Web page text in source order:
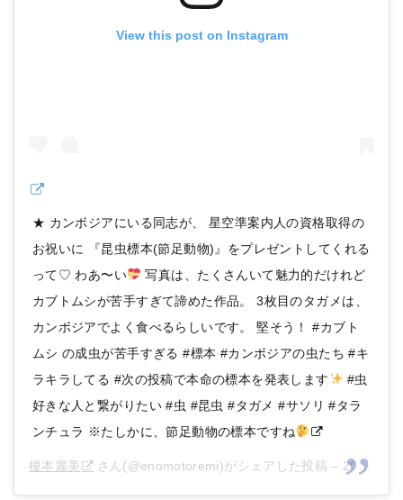
View this post on Instagram
★ カンボジアにいる同志が、 星空準案内人の資格取得の
お祝いに 『昆虫標本(節足動物)』をプレゼントしてくれる
って♡ わあ〜い
写真は、たくさんいて魅力的だけれど
カブトムシが苦手すぎて諦めた作品。 3枚目のタガメは、
カンボジアでよく食べるらしいです。 堅そう！ #カブト
ムシ の成虫が苦手すぎる #標本 #カンボジアの虫たち #キ
ラキラしてる #次の投稿で本命の標本を発表します
#虫
好きな人と繋がりたい #虫 #昆虫 #タガメ #サソリ #タラ
ンチュラ ※たしかに、節足動物の標本ですね
榎本麗美 さん(@enomotoremi)がシェアした投稿 – 2019年 2月月25日午前7時47分PST